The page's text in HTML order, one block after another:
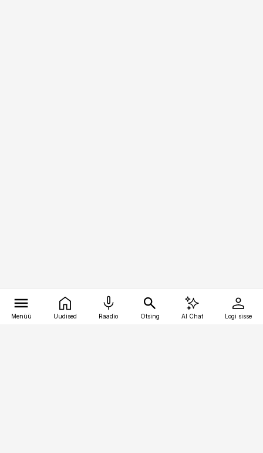
Menüü Uudised Raadio Otsing AI Chat Logi sisse